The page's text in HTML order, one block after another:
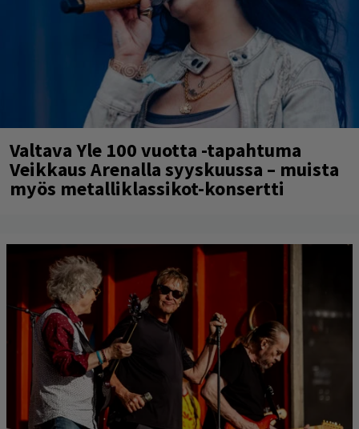
Valtava Yle 100 vuotta -tapahtuma
Veikkaus Arenalla syyskuussa – muista
myös metalliklassikot-konsertti